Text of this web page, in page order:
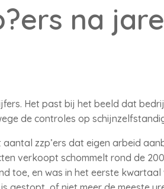
na
Het past bij het beeld dat
de controles op
zzp’ers dat eigen arbeid
verkoopt schommelt rond de
toe, en was in het eerste